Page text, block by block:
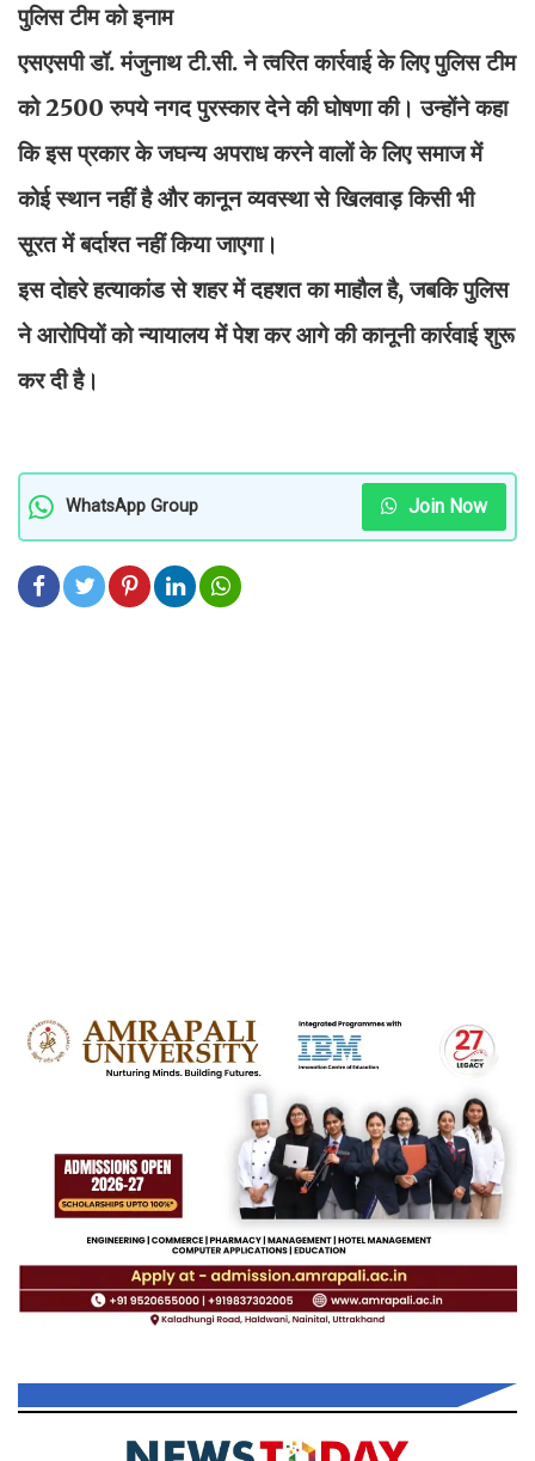
पुलिस टीम को इनाम
एसएसपी डॉ. मंजुनाथ टी.सी. ने त्वरित कार्रवाई के लिए पुलिस टीम
को 2500 रुपये नगद पुरस्कार देने की घोषणा की। उन्होंने कहा
कि इस प्रकार के जघन्य अपराध करने वालों के लिए समाज में
कोई स्थान नहीं है और कानून व्यवस्था से खिलवाड़ किसी भी
सूरत में बर्दाश्त नहीं किया जाएगा।
इस दोहरे हत्याकांड से शहर में दहशत का माहौल है, जबकि पुलिस
ने आरोपियों को न्यायालय में पेश कर आगे की कानूनी कार्रवाई शुरू
कर दी है।
WhatsApp Group Join Now